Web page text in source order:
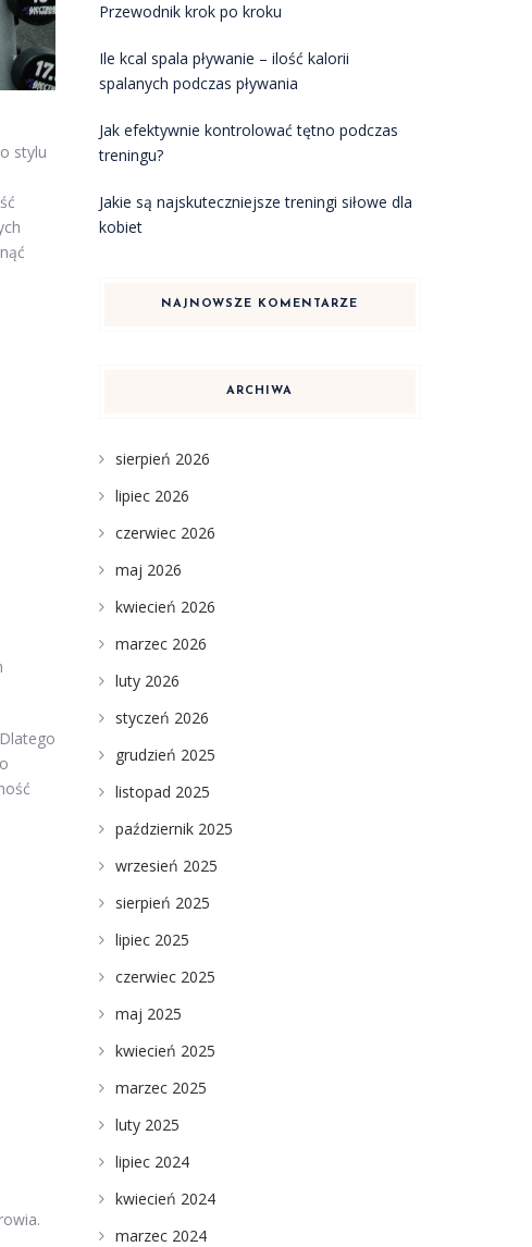
stylu
Przewodnik krok po kroku
Ile kcal spala pływanie – ilość kalorii
spalanych podczas pływania
Jak efektywnie kontrolować tętno podczas
treningu?
Jakie są najskuteczniejsze treningi siłowe dla
kobiet
NAJNOWSZE KOMENTARZE
ARCHIWA
sierpień 2026
lipiec 2026
czerwiec 2026
maj 2026
kwiecień 2026
marzec 2026
luty 2026
styczeń 2026
grudzień 2025
listopad 2025
październik 2025
wrzesień 2025
sierpień 2025
lipiec 2025
czerwiec 2025
maj 2025
kwiecień 2025
marzec 2025
luty 2025
lipiec 2024
kwiecień 2024
marzec 2024